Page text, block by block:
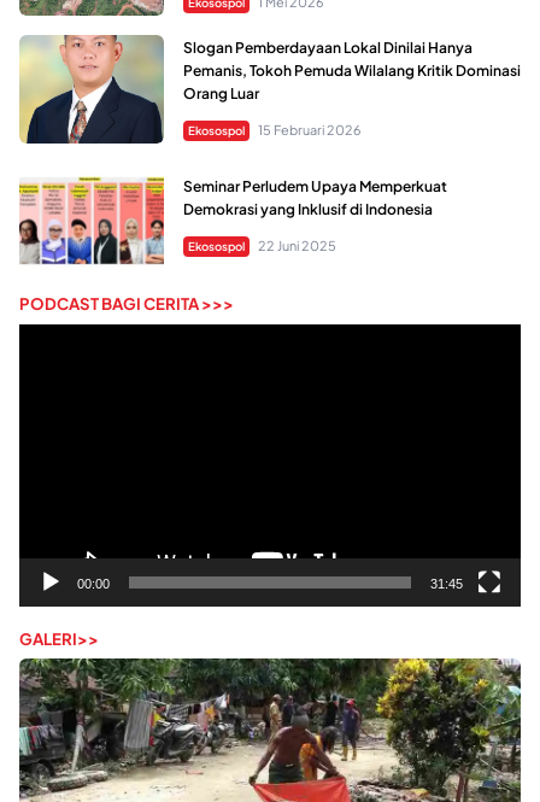
Slogan Pemberdayaan Lokal Dinilai Hanya
Pemanis, Tokoh Pemuda Wilalang Kritik Dominasi
Orang Luar
Ekosospol 15 Februari 2026
Seminar Perludem Upaya Memperkuat
Demokrasi yang Inklusif di Indonesia
Ekosospol 22 Juni 2025
PODCAST BAGI CERITA >>>
00:00 31:45
GALERI>>